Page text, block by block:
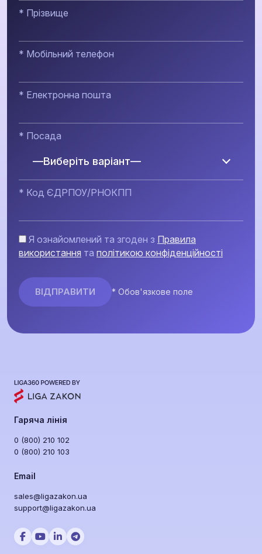
* Прізвище
* Мобільний телефон
* Електронна пошта
* Посада
—Виберіть варіант—
* Код ЄДРПОУ/РНОКПП
Я ознайомлений та згоден з Правила
використання та політикою конфіденційності
* Обов'язкове поле
Гаряча лінія
0 (800) 210 102
0 (800) 210 103
Email
sales@ligazakon.ua
support@ligazakon.ua